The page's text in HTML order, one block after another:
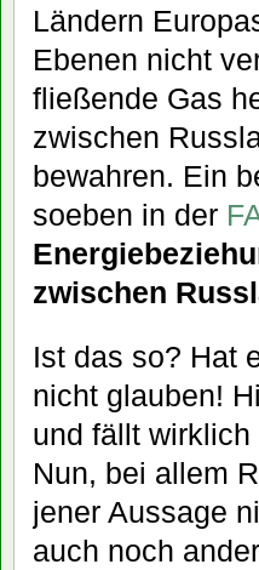
Ländern
Ebenen nicht
fließende Gas
zwischen
bewahren. Ein
soeben in der
zwischen
Ist das so? Hat
nicht glauben!
und fällt
Nun, bei allem
jener Aussage
auch noch